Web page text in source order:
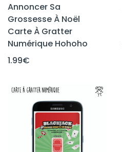
Annoncer Sa
Grossesse À Noël
Carte À Gratter
Numérique Hohoho
1.99€